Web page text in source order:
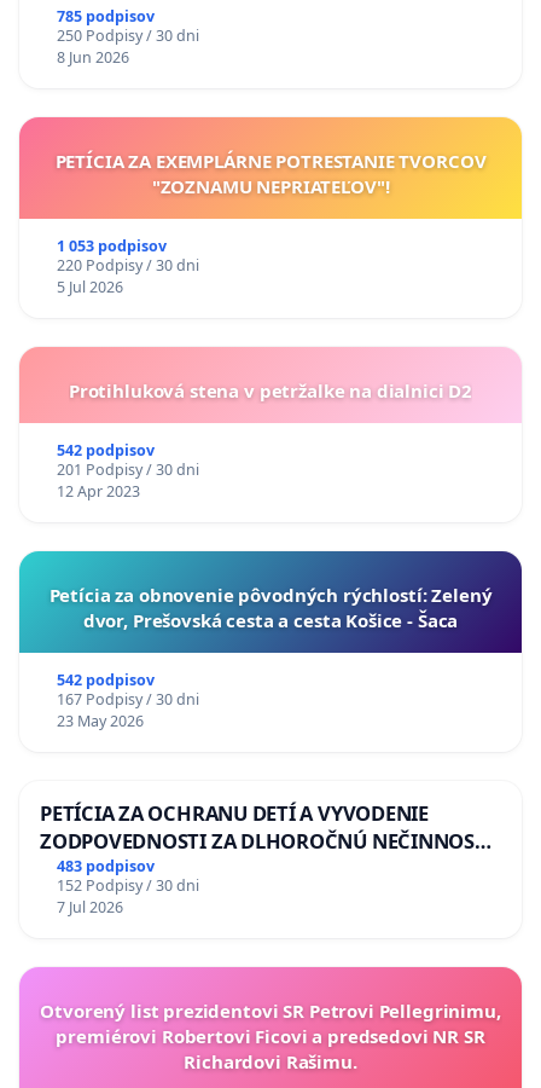
785 podpisov
250 Podpisy / 30 dni
8 Jun 2026
PETÍCIA ZA EXEMPLÁRNE POTRESTANIE TVORCOV
"ZOZNAMU NEPRIATEĽOV"!
1 053 podpisov
220 Podpisy / 30 dni
5 Jul 2026
Protihluková stena v petržalke na dialnici D2
542 podpisov
201 Podpisy / 30 dni
12 Apr 2023
​Petícia za obnovenie pôvodných rýchlostí: Zelený
dvor, Prešovská cesta a cesta Košice - Šaca
542 podpisov
167 Podpisy / 30 dni
23 May 2026
PETÍCIA ZA OCHRANU DETÍ A VYVODENIE
ZODPOVEDNOSTI ZA DLHOROČNÚ NEČINNOSŤ
A ZLYHANIE ŠTÁTU
483 podpisov
152 Podpisy / 30 dni
7 Jul 2026
Otvorený list prezidentovi SR Petrovi Pellegrinimu,
premiérovi Robertovi Ficovi a predsedovi NR SR
Richardovi Rašimu.